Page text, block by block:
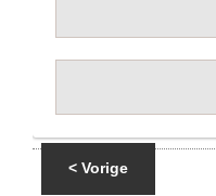
< Vorige